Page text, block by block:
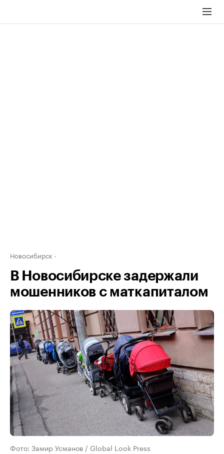
Новосибирск
В Новосибирске задержали
мошенников с маткапиталом
Фото: Замир Усманов / Global Look Press